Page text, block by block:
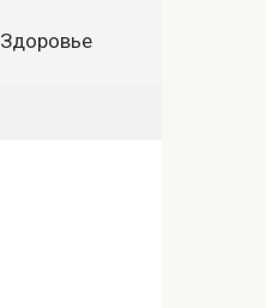
Здоровье